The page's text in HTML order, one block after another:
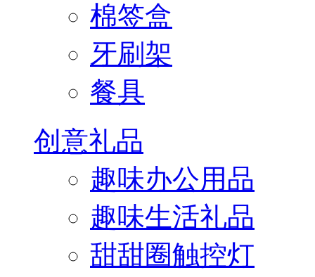
棉签盒
牙刷架
餐具
创意礼品
趣味办公用品
趣味生活礼品
甜甜圈触控灯